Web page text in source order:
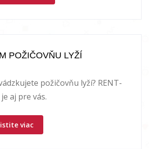
POŽIČOVŇU LYŽÍ
požičovňu lyží? RENT-
aj pre vás.
viac